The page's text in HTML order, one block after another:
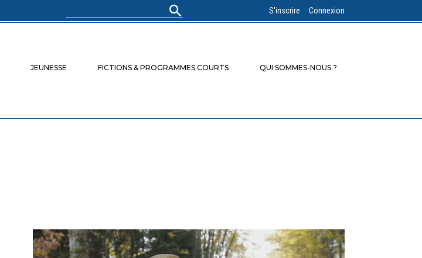
S'inscrire Connexion
JEUNESSE FICTIONS & PROGRAMMES COURTS QUI SOMMES-NOUS ?